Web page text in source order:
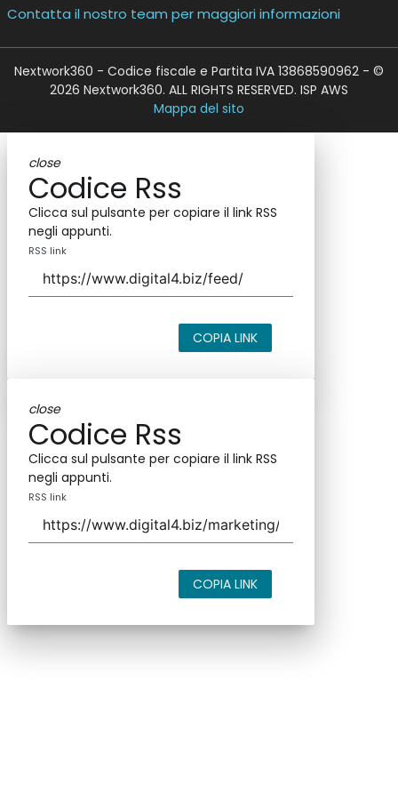
Contatta il nostro team per maggiori informazioni
Nextwork360 - Codice fiscale e Partita IVA 13868590962 - ©
2026 Nextwork360. ALL RIGHTS RESERVED. ISP AWS
Mappa del sito
close
Codice Rss
Clicca sul pulsante per copiare il link RSS
negli appunti.
RSS link
COPIA LINK
close
Codice Rss
Clicca sul pulsante per copiare il link RSS
negli appunti.
RSS link
COPIA LINK